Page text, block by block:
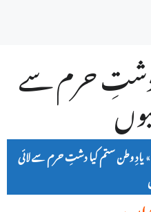
دشتِ حرم سے
»یادِ وطن ستم کیا دشتِ حرم سے لائی